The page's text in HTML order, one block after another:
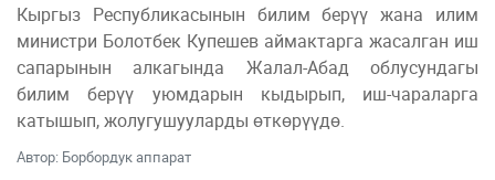
Кыргыз Республикасынын билим берүү жана илим
министри Болотбек Купешев аймактарга жасалган иш
сапарынын алкагында Жалал-Абад облусундагы
билим берүү уюмдарын кыдырып, иш-чараларга
катышып, жолугушууларды өткөрүүдө.
Автор: Борбордук аппарат